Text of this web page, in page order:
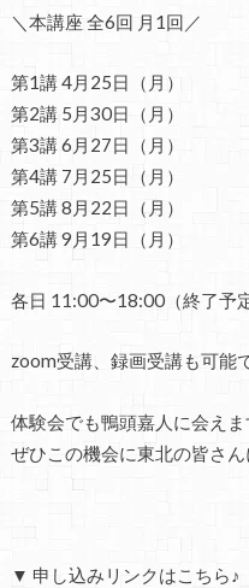
＼本講座 全6回 月1回／
第1講 4月25日（月）
第2講 5月30日（月）
第3講 6月27日（月）
第4講 7月25日（月）
第5講 8月22日（月）
第6講 9月19日（月）
各日 11:00〜18:00（終了予定
zoom受講、録画受講も可能
体験会でも鴨頭嘉人に会えま
ぜひこの機会に東北の皆さ
▼ 申し込みリンクはこちら♪